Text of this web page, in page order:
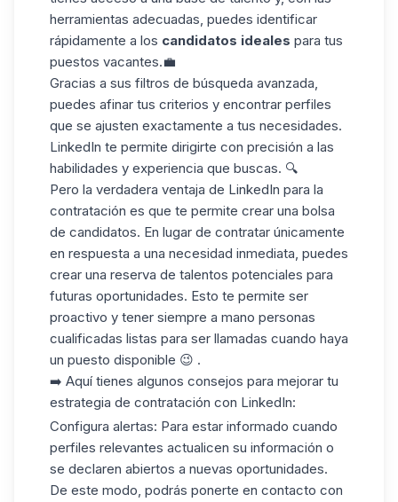
herramientas adecuadas, puedes identificar
rápidamente a los candidatos ideales para tus
puestos vacantes.💼
Gracias a sus filtros de búsqueda avanzada
puedes afinar tus criterios y encontrar perfiles
que se ajusten exactamente a tus necesidades.
LinkedIn te permite dirigirte con precisión a las
habilidades y experiencia que buscas. 🔍
Pero la verdadera ventaja de LinkedIn para la
contratación es que te permite crear una bolsa
de candidatos. En lugar de contratar únicamente
en respuesta a una necesidad inmediata, puedes
crear una reserva de talentos potenciales para
futuras oportunidades. Esto te permite ser
proactivo y tener siempre a mano personas
cualificadas listas para ser llamadas cuando haya
un puesto disponible 😉 .
➡️ Aquí tienes algunos consejos para mejorar tu
estrategia de contratación con LinkedIn:
Configura alertas: Para estar informado cuando
perfiles relevantes actualicen su información o
se declaren abiertos a nuevas oportunidades.
De este modo, podrás ponerte en contacto con